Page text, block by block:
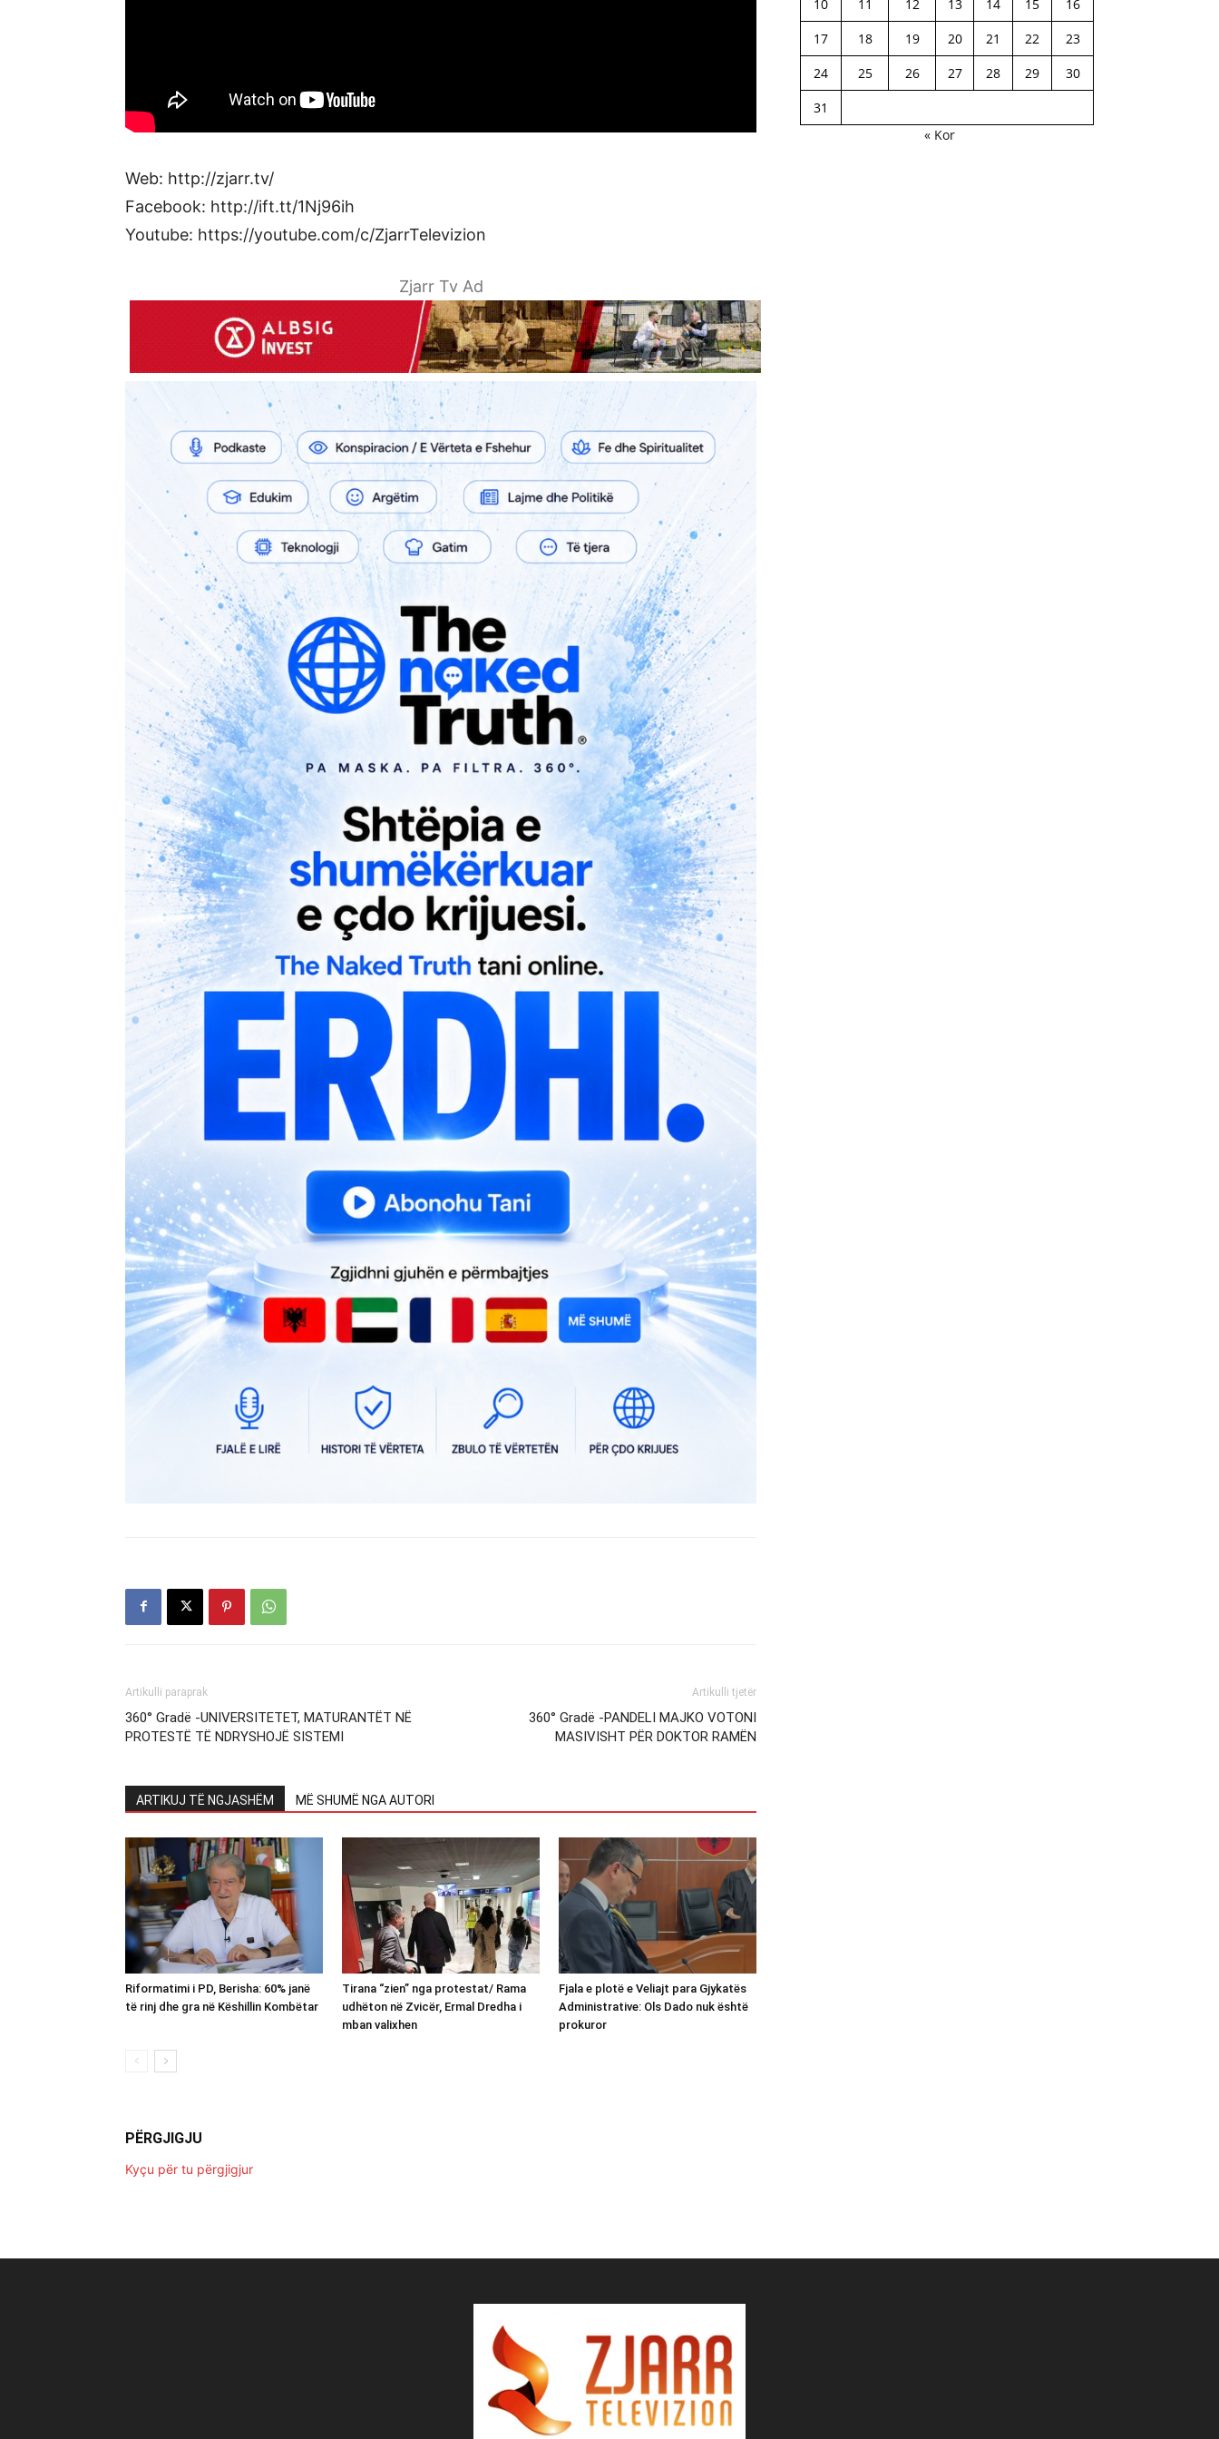
Web: http://zjarr.tv/
Facebook: http://ift.tt/1Nj96ih
Youtube: https://youtube.com/c/ZjarrTelevizion
Zjarr Tv Ad
Artikulli paraprak
360° Gradë -UNIVERSITETET, MATURANTËT NË
PROTESTË TË NDRYSHOJË SISTEMI
Artikulli tjetër
360° Gradë -PANDELI MAJKO VOTONI
MASIVISHT PËR DOKTOR RAMËN
ARTIKUJ TË NGJASHËM MË SHUMË NGA AUTORI
Riformatimi i PD, Berisha: 60% janë
të rinj dhe gra në Këshillin Kombëtar
Tirana “zien” nga protestat/ Rama
udhëton në Zvicër, Ermal Dredha i
mban valixhen
Fjala e plotë e Veliajt para Gjykatës
Administrative: Ols Dado nuk është
prokuror
PËRGJIGJU
Kyçu për tu përgjigjur
10 11 12 13 14 15
16
17
18 19 20 21 22
23
24
25 26 27 28 29
30
31
« Kor